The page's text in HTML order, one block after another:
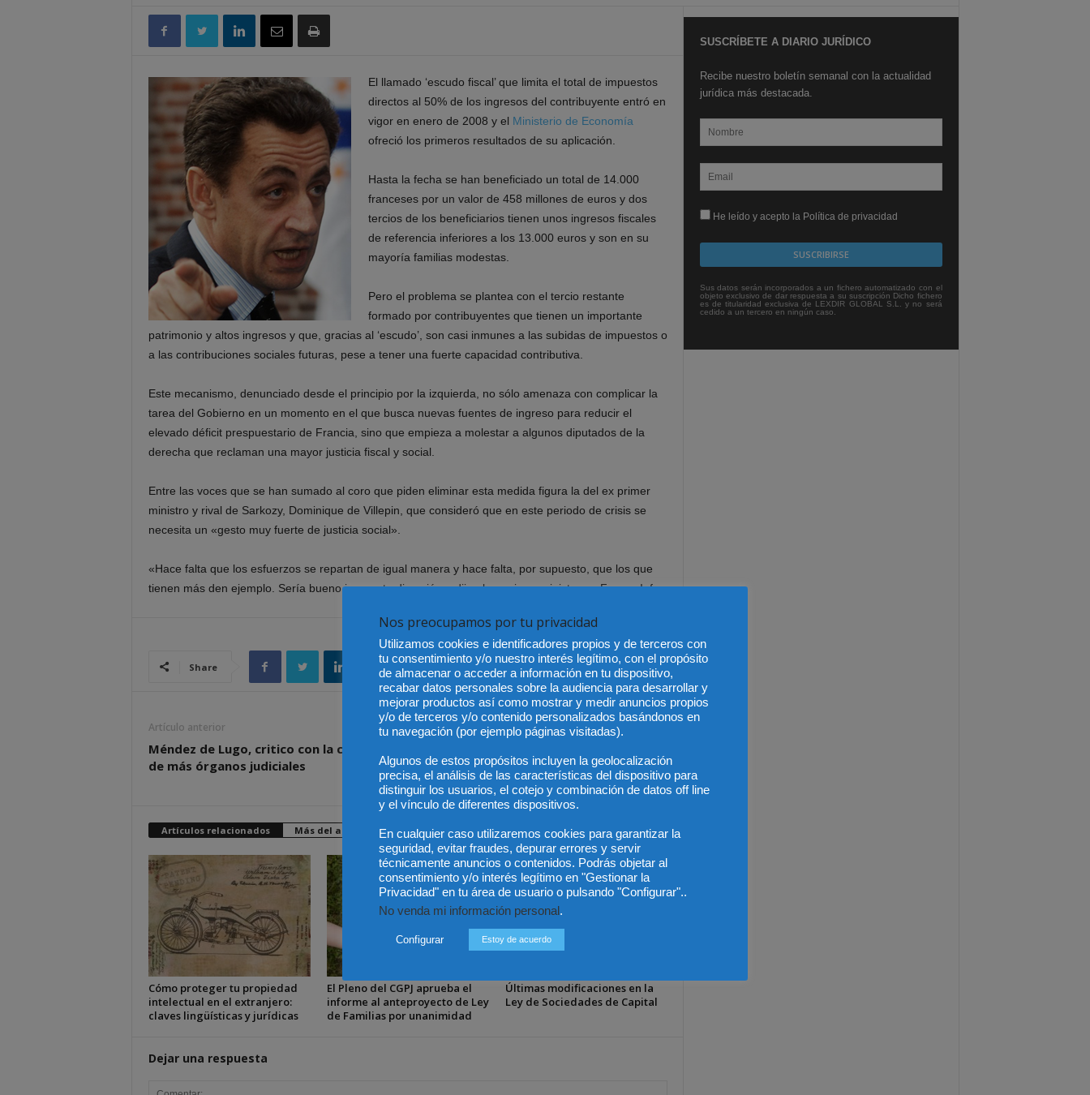
El llamado ‘escudo fiscal’ que limita el total de impuestos
directos al 50% de los ingresos del contribuyente entró en
vigor en enero de 2008 y el Ministerio de Economía
ofreció los primeros resultados de su aplicación.
Hasta la fecha se han beneficiado un total de 14.000
franceses por un valor de 458 millones de euros y dos
tercios de los beneficiarios tienen unos ingresos fiscales
de referencia inferiores a los 13.000 euros y son en su
mayoría familias modestas.
Pero el problema se plantea con el tercio restante
formado por contribuyentes que tienen un importante
patrimonio y altos ingresos y que, gracias al ‘escudo’, son casi inmunes a las subidas de impuestos o
a las contribuciones sociales futuras, pese a tener una fuerte capacidad contributiva.
Este mecanismo, denunciado desde el principio por la izquierda, no sólo amenaza con complicar la
tarea del Gobierno en un momento en el que busca nuevas fuentes de ingreso para reducir el
elevado déficit prespuestario de Francia, sino que empieza a molestar a algunos diputados de la
derecha que reclaman una mayor justicia fiscal y social.
Entre las voces que se han sumado al coro que piden eliminar esta medida figura la del ex primer
ministro y rival de Sarkozy, Dominique de Villepin, que consideró que en este periodo de crisis se
necesita un «gesto muy fuerte de justicia social».
«Hace falta que los esfuerzos se repartan de igual manera y hace falta, por supuesto, que los que
tienen más den ejemplo. Sería bueno ir en esta dirección», dijo el ex primer ministro en France Info.
Share
Artículo anterior
Méndez de Lugo, critico con la creación
de más órganos judiciales
Artículo siguiente
el absentismo
Artículos relacionados Más del autor
Cómo proteger tu propiedad
intelectual en el extranjero:
claves lingüísticas y jurídicas
El Pleno del CGPJ aprueba el
informe al anteproyecto de Ley
de Familias por unanimidad
Últimas modificaciones en la
Ley de Sociedades de Capital
Dejar una respuesta
SUSCRÍBETE A DIARIO JURÍDICO
Recibe nuestro boletín semanal con la actualidad
jurídica más destacada.
He leído y acepto la Política de privacidad
Sus datos serán incorporados a un fichero automatizado con el
objeto exclusivo de dar respuesta a su suscripción Dicho fichero
es de titularidad exclusiva de LEXDIR GLOBAL S.L. y no será
cedido a un tercero en ningún caso.
Nos preocupamos por tu privacidad
Utilizamos cookies e identificadores propios y de terceros con
tu consentimiento y/o nuestro interés legítimo, con el propósito
de almacenar o acceder a información en tu dispositivo,
recabar datos personales sobre la audiencia para desarrollar y
mejorar productos así como mostrar y medir anuncios propios
y/o de terceros y/o contenido personalizados basándonos en
tu navegación (por ejemplo páginas visitadas).
Algunos de estos propósitos incluyen la geolocalización
precisa, el análisis de las características del dispositivo para
distinguir los usuarios, el cotejo y combinación de datos off line
y el vínculo de diferentes dispositivos.
En cualquier caso utilizaremos cookies para garantizar la
seguridad, evitar fraudes, depurar errores y servir
técnicamente anuncios o contenidos. Podrás objetar al
consentimiento y/o interés legítimo en "Gestionar la
Privacidad" en tu área de usuario o pulsando "Configurar"..
No venda mi información personal.
Configurar Estoy de acuerdo